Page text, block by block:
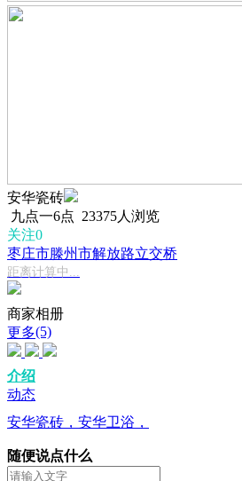
安华瓷砖
九点一6点 23375人浏览
关注0
枣庄市滕州市解放路立交桥
距离计算中...
商家相册
更多(5)
介绍
动态
安华瓷砖，安华卫浴，
随便说点什么